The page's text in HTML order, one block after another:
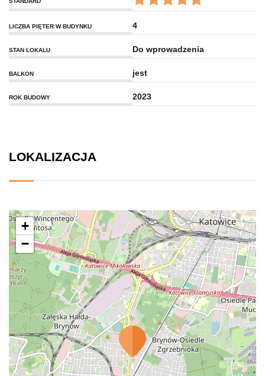
LICZBA PIĘTER W BUDYNKU 4
STAN LOKALU Do wprowadzenia
BALKON jest
ROK BUDOWY 2023
LOKALIZACJA
+
−